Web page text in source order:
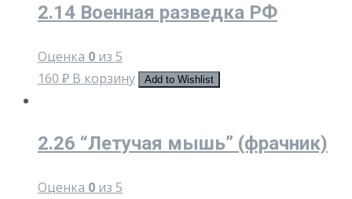
2.14 Военная разведка РФ
Оценка 0 из 5
160 ₽ В корзину Add to Wishlist
2.26 “Летучая мышь” (фрачник)
Оценка 0 из 5